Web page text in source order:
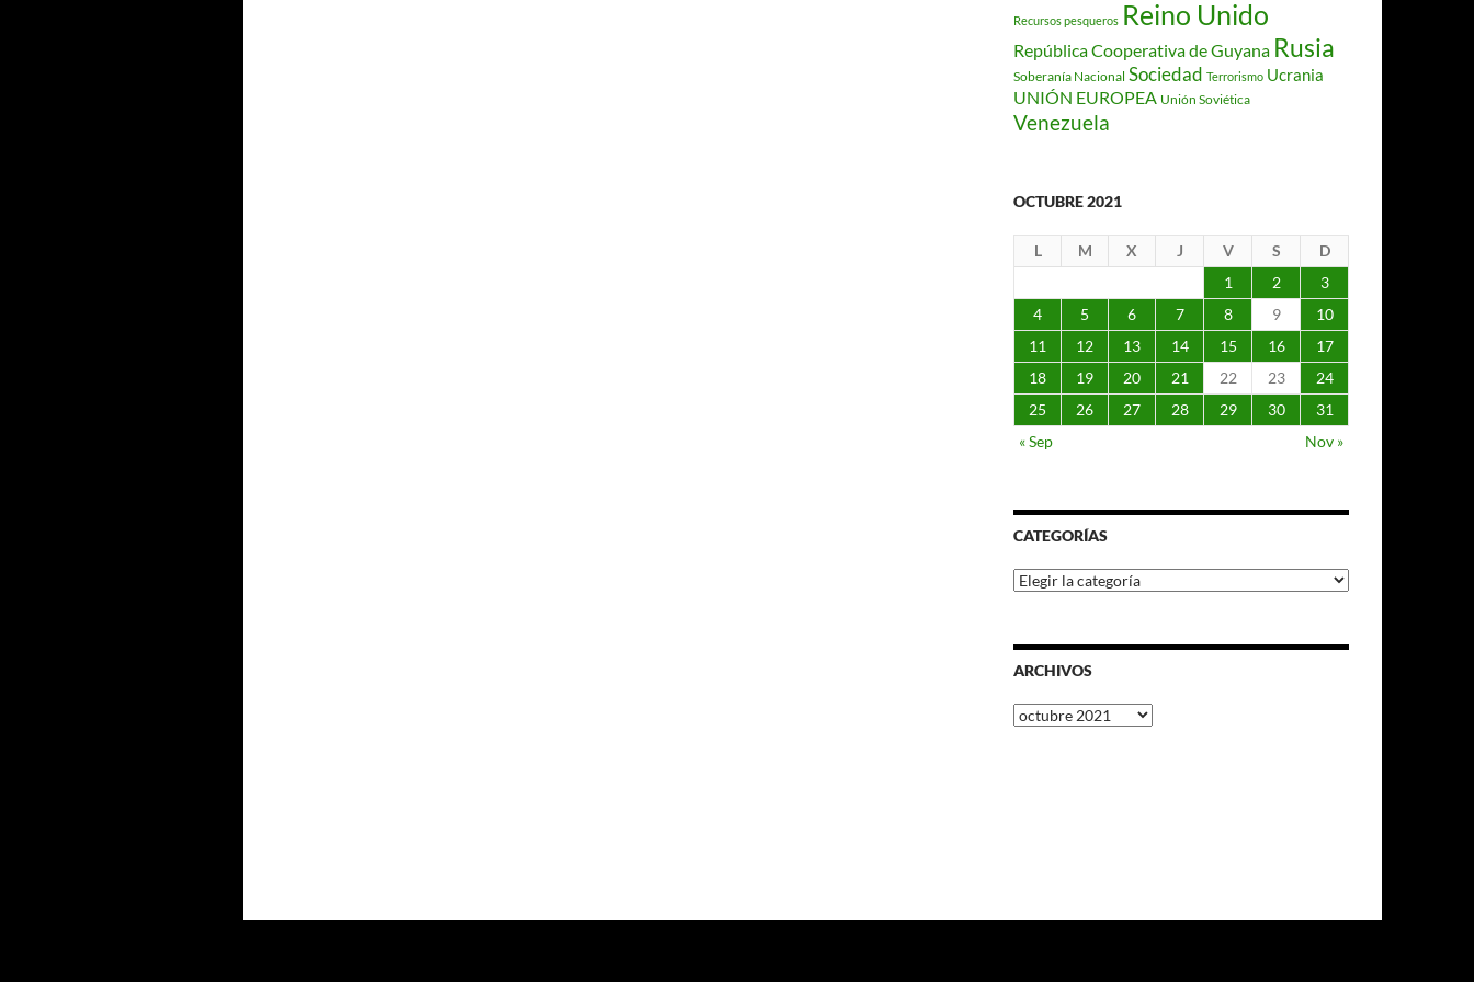
Recursos pesqueros Reino Unido
República Cooperativa de Guyana Rusia
Soberanía Nacional Sociedad Terrorismo Ucrania
UNIÓN EUROPEA Unión Soviética
Venezuela
OCTUBRE 2021
L M X J V S
D
1
2
3
4
5 6 7 8 9
10
11
12 13 14 15 16
17
18
19 20 21 22 23
24
25
26 27 28 29 30
31
« Sep
Nov »
CATEGORÍAS
Categorías
ARCHIVOS
Archivos